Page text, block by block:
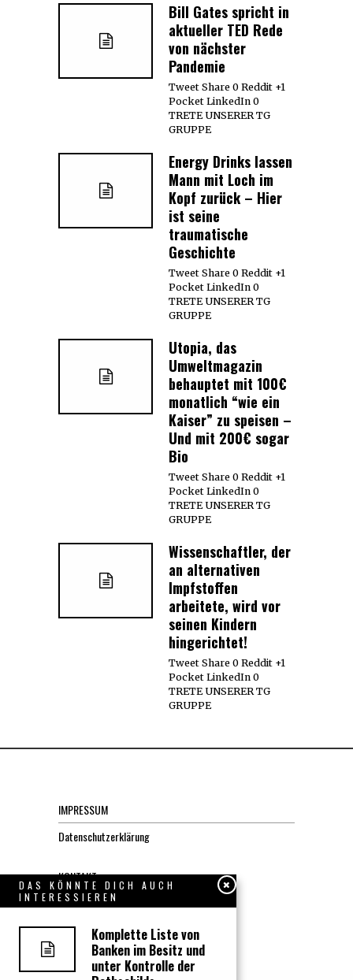
Bill Gates spricht in
aktueller TED Rede
von nächster
Pandemie
Tweet Share 0 Reddit +1
Pocket LinkedIn 0
TRETE UNSERER TG
GRUPPE
Energy Drinks lassen
Mann mit Loch im
Kopf zurück – Hier
ist seine
traumatische
Geschichte
Tweet Share 0 Reddit +1
Pocket LinkedIn 0
TRETE UNSERER TG
GRUPPE
Utopia, das
Umweltmagazin
behauptet mit 100€
monatlich “wie ein
Kaiser” zu speisen –
Und mit 200€ sogar
Bio
Tweet Share 0 Reddit +1
Pocket LinkedIn 0
TRETE UNSERER TG
GRUPPE
Wissenschaftler, der
an alternativen
Impfstoffen
arbeitete, wird vor
seinen Kindern
hingerichtet!
Tweet Share 0 Reddit +1
Pocket LinkedIn 0
TRETE UNSERER TG
GRUPPE
IMPRESSUM
Datenschutzerklärung
KONTAKT
Über uns, den “Wächter”
DAS KÖNNTE DICH AUCH
INTERESSIEREN
Komplette Liste von
Banken im Besitz und
unter Kontrolle der